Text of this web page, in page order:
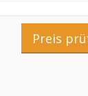
Preis